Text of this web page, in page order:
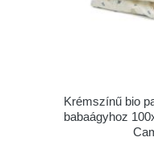
Krémszínű bio
babaágyhoz